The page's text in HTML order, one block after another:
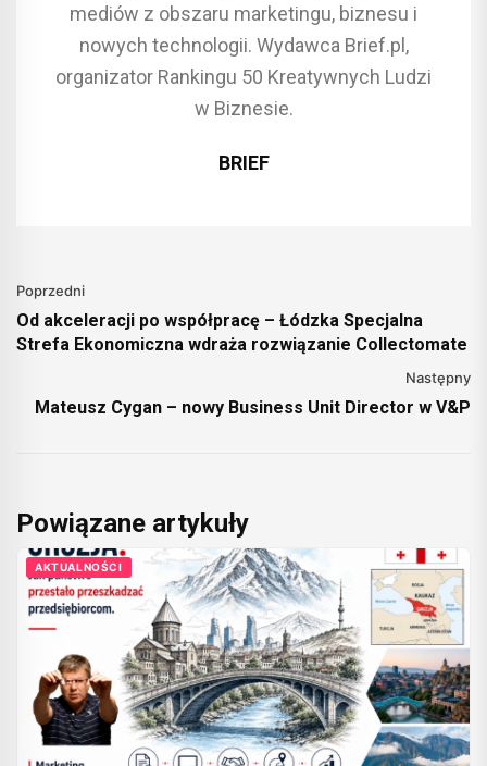
mediów z obszaru marketingu, biznesu i
nowych technologii. Wydawca Brief.pl,
organizator Rankingu 50 Kreatywnych Ludzi
w Biznesie.
BRIEF
Poprzedni
Od akceleracji po współpracę – Łódzka Specjalna
Strefa Ekonomiczna wdraża rozwiązanie Collectomate
Następny
Mateusz Cygan – nowy Business Unit Director w V&P
Powiązane artykuły
AKTUALNOŚCI